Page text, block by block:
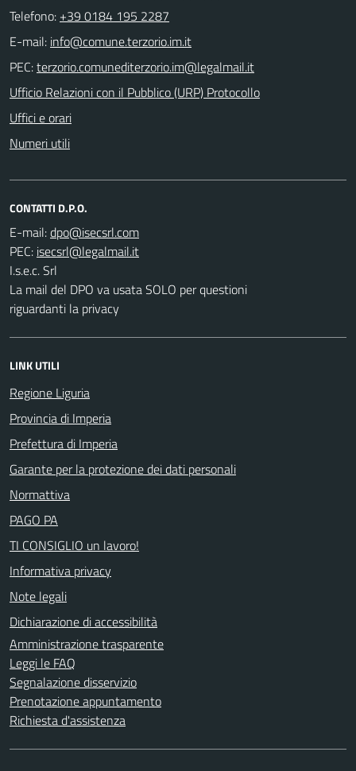
Telefono: +39 0184 195 2287
E-mail:
PEC:
Ufficio Relazioni con il Pubblico (URP) Protocollo
Uffici e orari
Numeri utili
CONTATTI D.P.O.
E-mail:
PEC:
I.s.e.c. Srl
La mail del DPO va usata SOLO per questioni
riguardanti la privacy
LINK UTILI
Regione Liguria
Provincia di Imperia
Prefettura di Imperia
Garante per la protezione dei dati personali
Normattiva
PAGO PA
TI CONSIGLIO un lavoro!
Informativa privacy
Note legali
Dichiarazione di accessibilità
Amministrazione trasparente
Leggi le FAQ
Segnalazione disservizio
Prenotazione appuntamento
Richiesta d'assistenza